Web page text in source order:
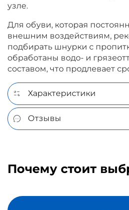
узле.
Для обуви, которая
внешним воздействиям,
подбирать шнурки с
обработаны водо- и
составом, что продлевает
Характеристики
Отзывы
Почему стоит